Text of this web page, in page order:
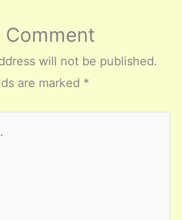
Comment
will not be published.
are marked *